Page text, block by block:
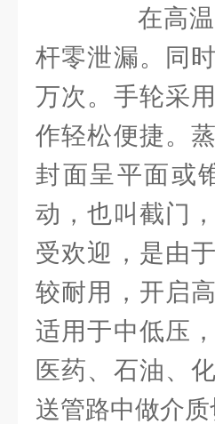
在高温
杆零泄漏。同
万次。手轮采
作轻松便捷。
封面呈平面或
动，也叫截门
受欢迎，是由
较耐用，开启
适用于中低压
医药、石油、
送管路中做介质